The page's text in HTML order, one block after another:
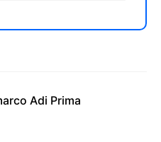
Adi Prima